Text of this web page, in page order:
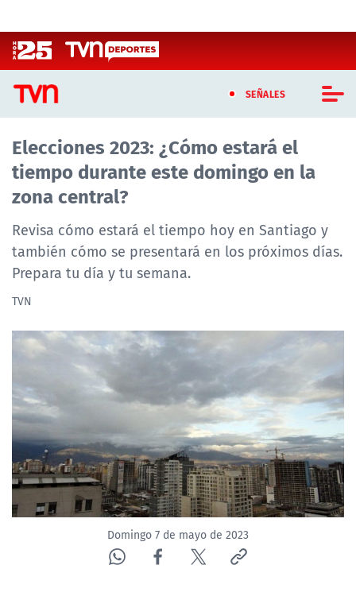
SEÑALES
CASTING MASTERCHEF CHILE
CASTING TVN VERTICAL
TVN VERTICAL
TVN PLAY
PROGRAMAS
TELESERIES
NTV
ACTUALIDAD Y TENDENCIAS
CORPORATIVO Y TRANSPARENCIA
CANAL DE DENUNCIAS
ÁREA DE PROYECTOS
Elecciones 2023: ¿Cómo estará el
tiempo durante este domingo en la
zona central?
Revisa cómo estará el tiempo hoy en Santiago y
también cómo se presentará en los próximos días.
Prepara tu día y tu semana.
TVN
Domingo 7 de mayo de 2023